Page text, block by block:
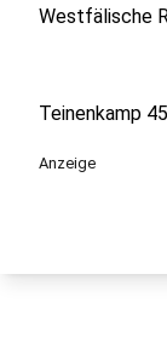
Westfälische
Teinenkamp
Anzeige